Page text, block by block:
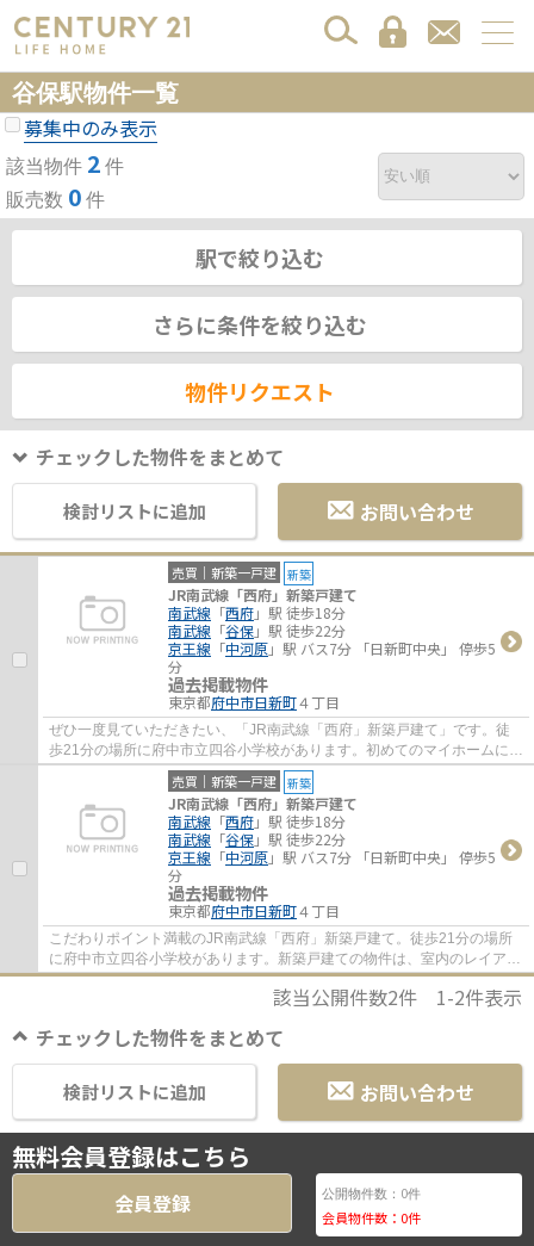
谷保駅物件一覧
募集中のみ表示
該当物件 2 件
販売数 0 件
駅で絞り込む
さらに条件を絞り込む
物件リクエスト
チェックした物件をまとめて
検討リストに追加 お問い合わせ
売買｜新築一戸建 新築
JR南武線「西府」新築戸建て
南武線 「西府」駅 徒歩18分
南武線 「谷保」駅 徒歩22分
京王線 「中河原」駅 バス7分 「日新町中央」 停歩5
分
過去掲載物件
東京都府中市日新町４丁目
ぜひ一度見ていただきたい、「JR南武線「西府」新築戸建て」です。徒
歩21分の場所に府中市立四谷小学校があります。初めてのマイホームに新
築戸建てはいかがでしょうか。ちょうどよい...
売買｜新築一戸建 新築
JR南武線「西府」新築戸建て
南武線 「西府」駅 徒歩18分
南武線 「谷保」駅 徒歩22分
京王線 「中河原」駅 バス7分 「日新町中央」 停歩5
分
過去掲載物件
東京都府中市日新町４丁目
こだわりポイント満載のJR南武線「西府」新築戸建て。徒歩21分の場所
に府中市立四谷小学校があります。新築戸建ての物件は、室内のレイアウ
トも自分好みに変更可能です。住んだことの...
該当公開件数2件 1-2件表示
チェックした物件をまとめて
お問い合わせ
検討リストに追加
無料会員登録はこちら
会員登録 公開物件数： 0件
会員物件数： 0件